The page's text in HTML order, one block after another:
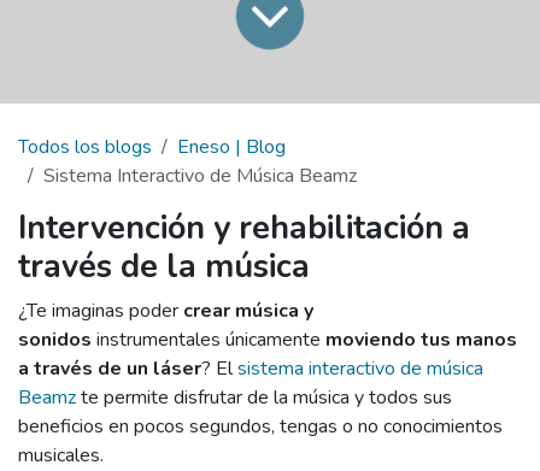
Todos los blogs
Eneso | Blog
Sistema Interactivo de Música Beamz
Intervención y rehabilitación a
través de la música
¿Te imaginas poder crear música y
sonidos instrumentales únicamente moviendo tus manos
a través de un láser? Elsistema interactivo de música
Beamzte permite disfrutar de la música y todos sus
beneficios en pocos segundos, tengas o no conocimientos
musicales.